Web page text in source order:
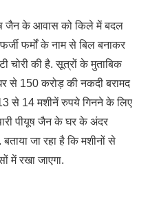
जैन के आवास को किले में बदल
फर्मों के नाम से बिल बनाकर
चोरी की है. सूत्रों के मुताबिक
से 150 करोड़ की नकदी बरामद
से 14 मशीनें रुपये गिनने के लिए
पीयूष जैन के घर के अंदर
जा रहा है कि मशीनों से
में रखा जाएगा.